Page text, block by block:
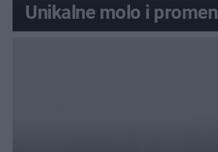
Unikalne molo i